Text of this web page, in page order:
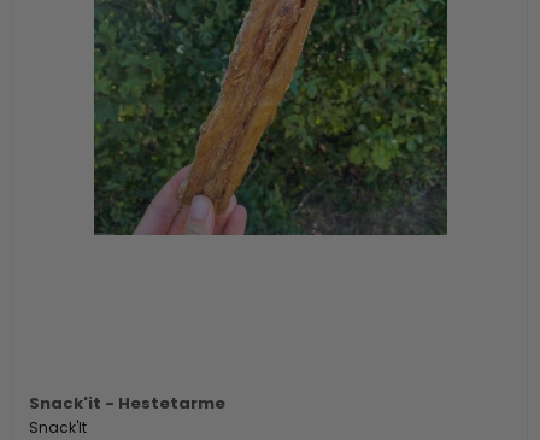
Snack'it - Hestetarme
Snack'It